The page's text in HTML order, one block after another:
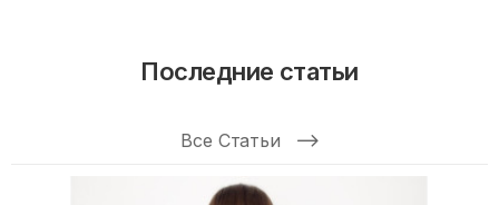
Последние статьи
Все Статьи